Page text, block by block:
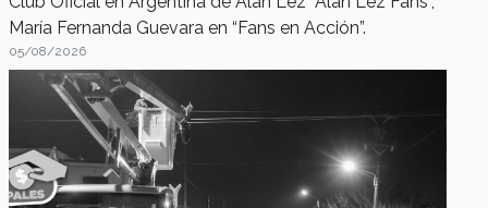
María Fernanda Guevara en “Fans en Acción”.
05/08/2026